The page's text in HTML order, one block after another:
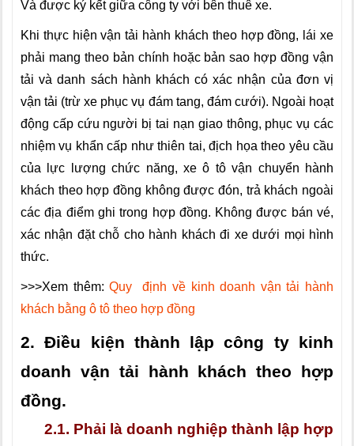
Và được ký kết giữa công ty với bên thuê xe.
Khi thực hiện vận tải hành khách theo hợp đồng, lái xe
phải mang theo bản chính hoặc bản sao hợp đồng vận
tải và danh sách hành khách có xác nhận của đơn vị
vận tải (trừ xe phục vụ đám tang, đám cưới). Ngoài hoạt
động cấp cứu người bị tai nạn giao thông, phục vụ các
nhiệm vụ khẩn cấp như thiên tai, địch họa theo yêu cầu
của lực lượng chức năng, xe ô tô vận chuyển hành
khách theo hợp đồng không được đón, trả khách ngoài
các địa điểm ghi trong hợp đồng. Không được bán vé,
xác nhận đặt chỗ cho hành khách đi xe dưới mọi hình
thức.
>>>Xem thêm:Quy định về kinh doanh vận tải hành
khách bằng ô tô theo hợp đồng
2. Điều kiện thành lập công ty kinh
doanh vận tải hành khách theo hợp
đồng.
2.1. Phải là doanh nghiệp thành lập hợp